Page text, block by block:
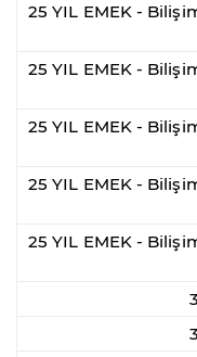
25 YIL EMEK -
25 YIL EMEK -
25 YIL EMEK -
25 YIL EMEK -
25 YIL EMEK -